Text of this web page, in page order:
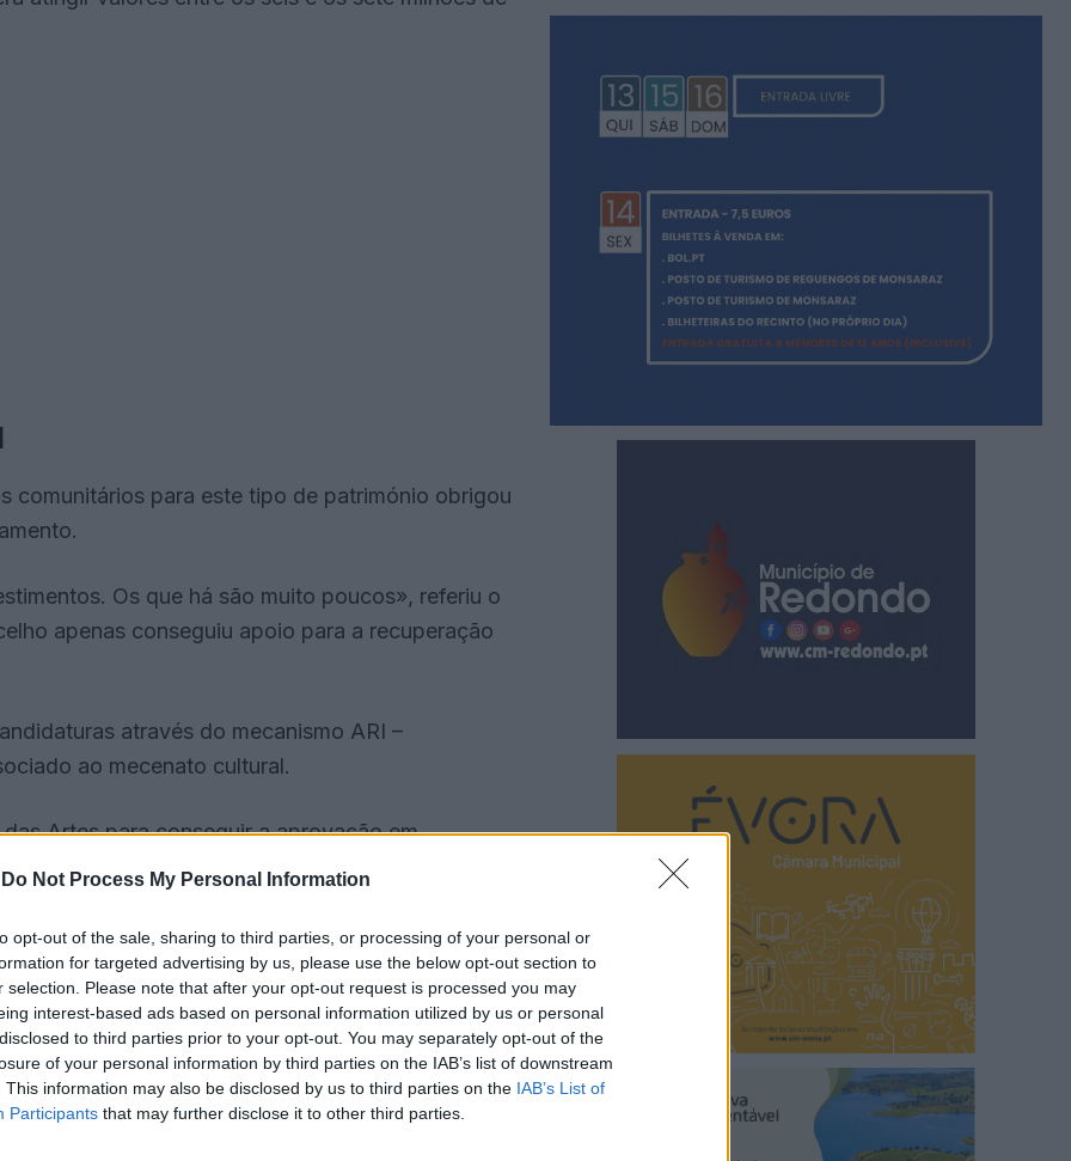
Do Not Process My Personal Information
opt-out of the sale, sharing to third parties, or processing of your personal or
for targeted advertising by us, please use the below opt-out section to
selection. Please note that after your opt-out request is processed you may
interest-based ads based on personal information utilized by us or personal
to third parties prior to your opt-out. You may separately opt-out of the
of your personal information by third parties on the IAB’s list of downstream
This information may also be disclosed by us to third parties on the IAB’s List of
Participants that may further disclose it to other third parties.
comunitários para este tipo de património obrigou
Os que há são muito poucos», referiu o
apenas conseguiu apoio para a recuperação
através do mecanismo ARI –
ao mecenato cultural.
Artes para conseguir a aprovação em
uma para cada edifício religioso. O autarca
visa reabilitar o património», afirmou Inácio